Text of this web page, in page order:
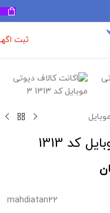
ثبت
کد 1313
mahdiatan22